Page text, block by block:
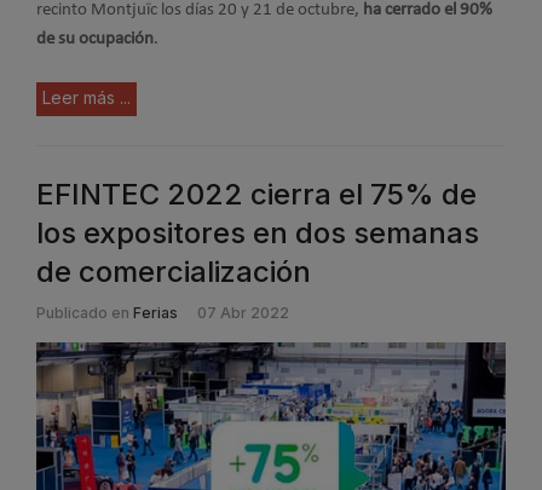
recinto Montjuïc los días 20 y 21 de octubre, ha cerrado el 90%
de su ocupación.
Leer más ...
EFINTEC 2022 cierra el 75% de
los expositores en dos semanas
de comercialización
Publicado en Ferias 07 Abr 2022